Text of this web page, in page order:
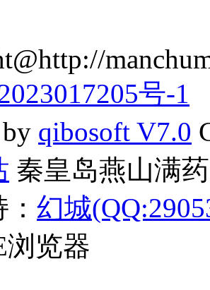
号-1
qibosoft V7.0
秦皇岛燕山满
幻城
览器